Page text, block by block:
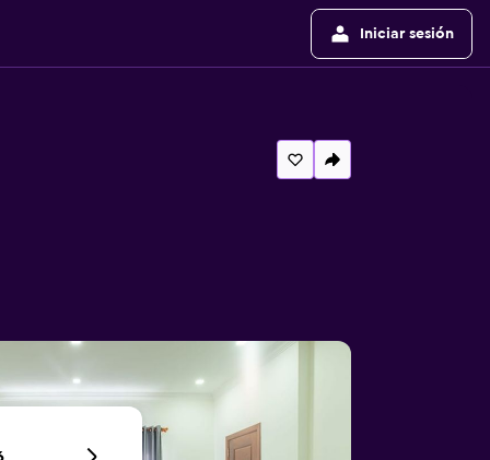
Iniciar sesión